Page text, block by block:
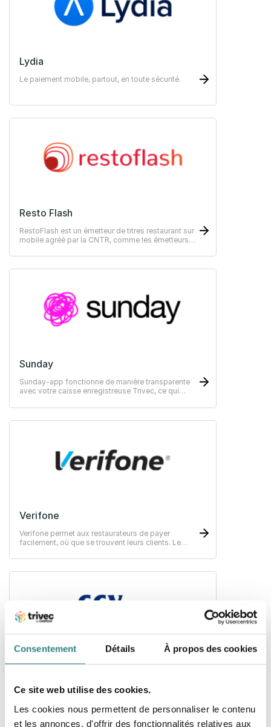
Consentement Détails À propos des cookies
Ce site web utilise des cookies.
Les cookies nous permettent de personnaliser le contenu
et les annonces, d'offrir des fonctionnalités relatives aux
Lydia
Le paiement mobile, partout, en toute sécurité.
Resto Flash
RestoFlash est un émetteur de titres restaurant sur
mobile agréé par la CNTR, comme les émetteurs
Sunday
Sunday-app fonctionne de manière transparente
avec votre caisse enregistreuse Trivec, ce qui
votre flux de travail actuel.
Verifone
Verifone permet aux restaurateurs de payer
facilement, où que se trouvent leurs clients. Le
innovants au service de votre croissance.
CCV Payments
Enabling reliable, efficient and seamless end-to-
end payments at every touchpoint in a customer